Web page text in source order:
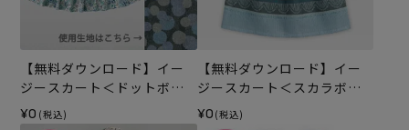
【無料ダウンロード】イー
ジースカート＜ドットボー
ダー・65cm丈＞（レシピ）
¥0 (税込)
【無料ダウンロード】イー
ジースカート＜スカラボー
ダー・65cm丈＞（レシピ）
¥0 (税込)